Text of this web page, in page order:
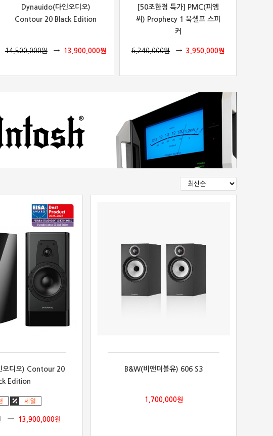
Dynauido(다인오디오)
Contour 20 Black Edition
14,500,000원 13,900,000원
[50조한정 특가] PMC(피엠
씨) Prophecy 1 북셀프 스피
커
6,240,000원 3,950,000원
오디오) Contour 20
Edition
13,900,000원
B&W(비앤더블유) 606 S3
1,700,000원